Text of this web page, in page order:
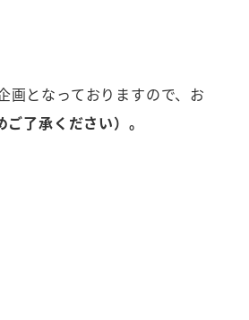
画となっておりますので、お
了承ください）。